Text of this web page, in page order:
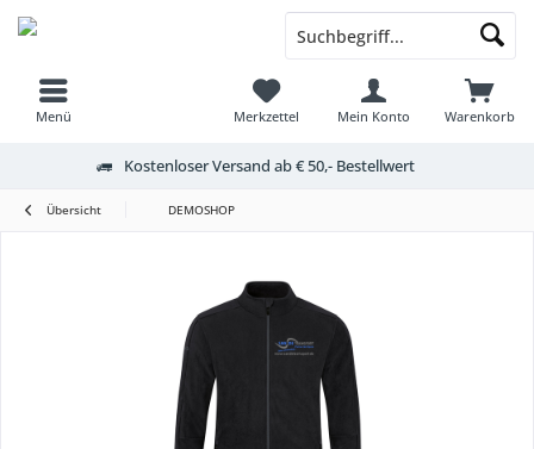
Menü Warenkorb
Merkzettel Mein Konto
Kostenloser Versand ab € 50,- Bestellwert
Übersicht DEMOSHOP